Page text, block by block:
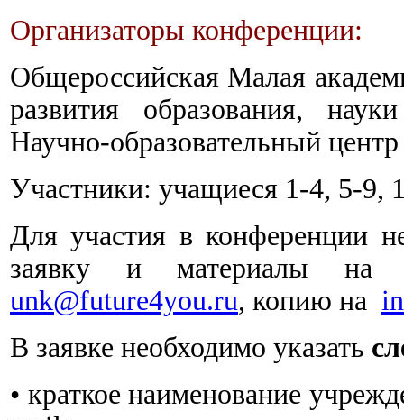
Организаторы конференции:
Общероссийская Малая
развития образования,
Научно-образовательный
Участники: учащиеся 1-4, 5-9,
Для участия в конференции
заявку и материалы на
unk@future4you.ru, копию на
В заявке необходимо указать
• краткое наименование